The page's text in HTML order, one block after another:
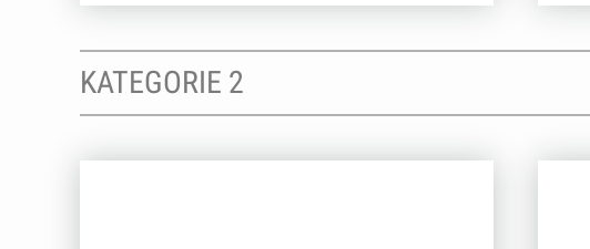
KATEGORIE 2